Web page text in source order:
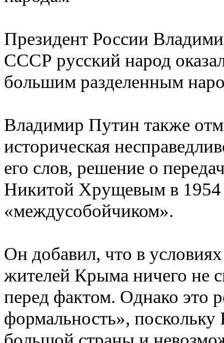
Президент России
СССР русский народ
большим разделенным
Владимир Путин также
историческая
его слов, решение о
Никитой Хрущевым в 1954
«междусобойчиком».
Он добавил, что в условиях
жителей Крыма ничего не
перед фактом. Однако это
формальность»,